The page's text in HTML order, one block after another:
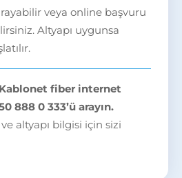
veya online başvuru
Altyapı uygunsa
fiber internet
888 0 333’ü arayın.
altyapı bilgisi için sizi